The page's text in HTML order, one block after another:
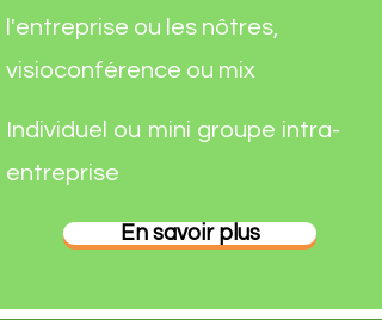
l'entreprise ou les nôtres,
visioconférence ou mix
Individuel ou mini groupe intra-
entreprise
En savoir plus